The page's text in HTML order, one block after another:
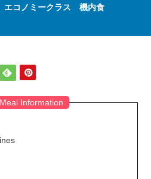
コノミークラス 機内食
Information